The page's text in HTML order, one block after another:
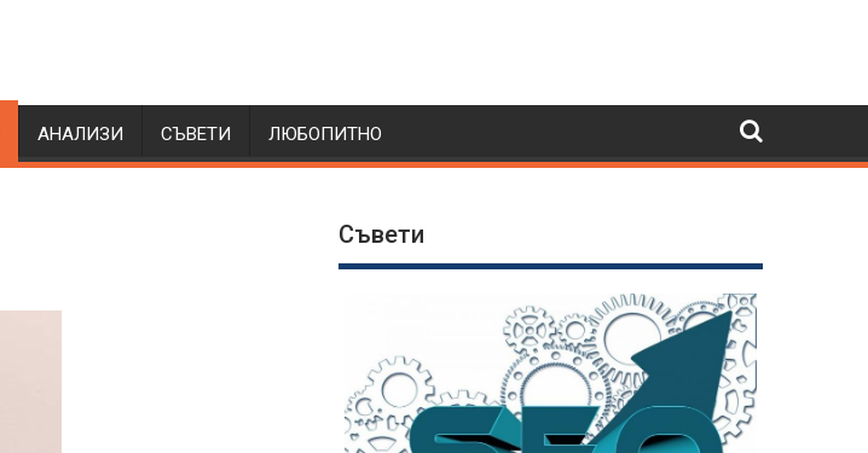
АНАЛИЗИ СЪВЕТИ ЛЮБОПИТНО
Съвети